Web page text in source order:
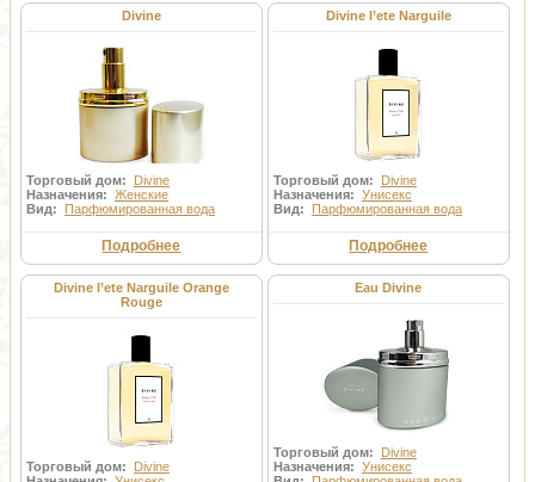
Divine
Торговый дом: Divine
Назначения: Женские
Вид: Парфюмированная вода
Подробнее
Divine l’ete Narguile
Торговый дом: Divine
Назначения: Унисекс
Вид: Парфюмированная вода
Подробнее
Divine l’ete Narguile Orange
Rouge
Торговый дом: Divine
Eau Divine
Торговый дом: Divine
Назначения: Унисекс